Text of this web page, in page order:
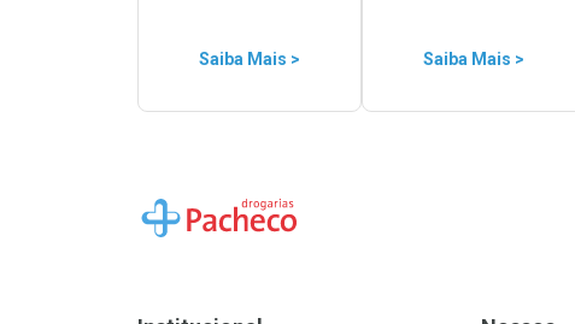
Saiba Mais > Saiba Mais >
Ir para a Home